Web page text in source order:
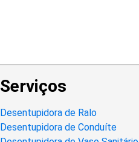
Serviços
Desentupidora de Ralo
Desentupidora de Conduíte